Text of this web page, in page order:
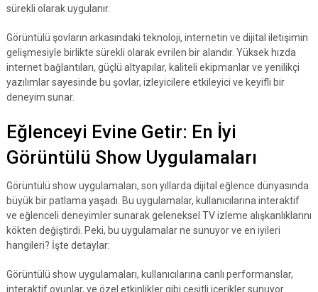
sürekli olarak uygulanır.
Görüntülü şovların arkasındaki teknoloji, internetin ve dijital iletişimin
gelişmesiyle birlikte sürekli olarak evrilen bir alandır. Yüksek hızda
internet bağlantıları, güçlü altyapılar, kaliteli ekipmanlar ve yenilikçi
yazılımlar sayesinde bu şovlar, izleyicilere etkileyici ve keyifli bir
deneyim sunar.
Eğlenceyi Evine Getir: En İyi
Görüntülü Show Uygulamaları
Görüntülü show uygulamaları, son yıllarda dijital eğlence dünyasında
büyük bir patlama yaşadı. Bu uygulamalar, kullanıcılarına interaktif
ve eğlenceli deneyimler sunarak geleneksel TV izleme alışkanlıklarını
kökten değiştirdi. Peki, bu uygulamalar ne sunuyor ve en iyileri
hangileri? İşte detaylar:
Görüntülü show uygulamaları, kullanıcılarına canlı performanslar,
interaktif oyunlar, ve özel etkinlikler gibi çeşitli içerikler sunuyor.